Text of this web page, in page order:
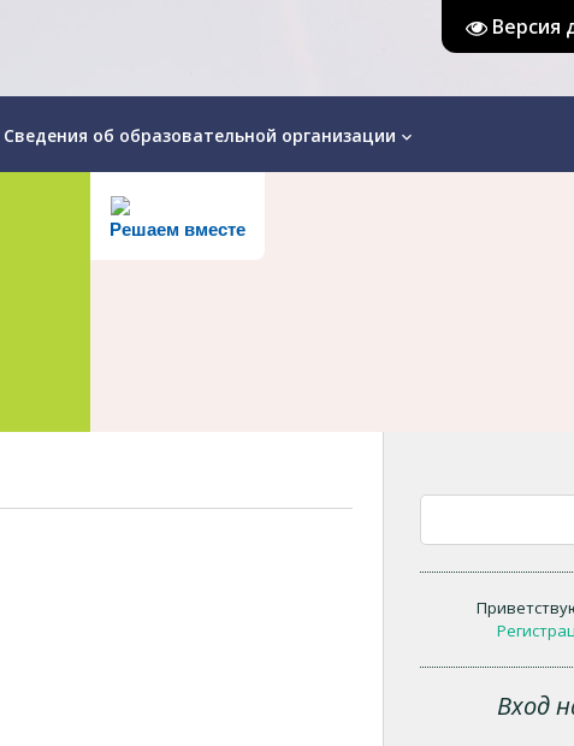
Версия
Сведения об образовательной организации keyboard_arrow_down
Решаем вместе
Вход